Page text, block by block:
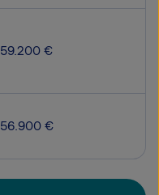
59.200 €
56.900 €